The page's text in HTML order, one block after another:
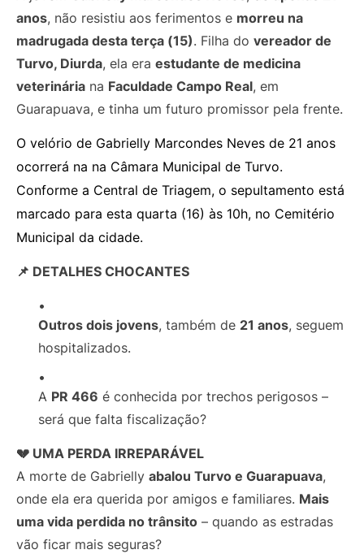
anos, não resistiu aos ferimentos e morreu na
madrugada desta terça (15). Filha do vereador de
Turvo, Diurda, ela era estudante de medicina
veterinária na Faculdade Campo Real, em
Guarapuava, e tinha um futuro promissor pela frente.
O velório de Gabrielly Marcondes Neves de 21 anos
ocorrerá na na Câmara Municipal de Turvo.
Conforme a Central de Triagem, o sepultamento está
marcado para esta quarta (16) às 10h, no Cemitério
Municipal da cidade.
📌 DETALHES CHOCANTES
Outros dois jovens, também de 21 anos, seguem
hospitalizados.
A PR 466 é conhecida por trechos perigosos –
será que falta fiscalização?
💔 UMA PERDA IRREPARÁVEL
A morte de Gabrielly abalou Turvo e Guarapuava,
onde ela era querida por amigos e familiares. Mais
uma vida perdida no trânsito – quando as estradas
vão ficar mais seguras?